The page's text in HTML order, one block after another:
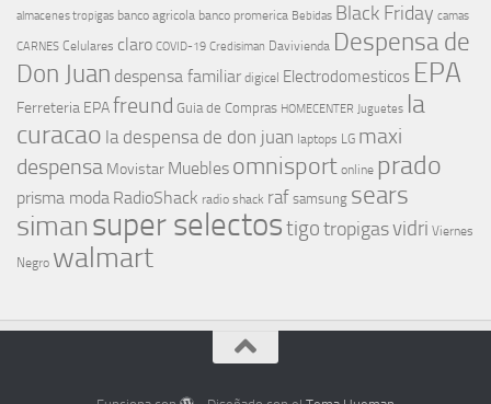
almacenes tropigas banco agricola banco promerica Bebidas Black Friday camas
CARNES Celulares claro COVID-19 Credisiman Davivienda Despensa de
Don Juan despensa familiar digicel Electrodomesticos EPA
Ferreteria EPAfreund Guia de Compras HOMECENTER Juguetes la
curacao la despensa de don juan laptops LG maxi
despensa Movistar Muebles omnisport online prado
prisma moda RadioShack radio shack raf samsung sears
simansuper selectostigotropigasvidri Viernes
Negro walmart